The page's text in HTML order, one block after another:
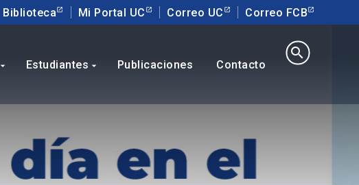
Biblioteca Mi Portal UC Correo UC Correo FCB
arrow_drop_down Estudiantes arrow_drop_down Publicaciones Contacto
search